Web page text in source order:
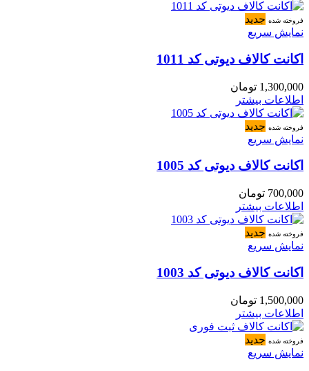
فروخته شده جدید
نمایش سریع
اکانت کالاف دیوتی کد 1011
1,300,000 تومان
اطلاعات بیشتر
فروخته شده جدید
نمایش سریع
اکانت کالاف دیوتی کد 1005
700,000 تومان
اطلاعات بیشتر
فروخته شده جدید
نمایش سریع
اکانت کالاف دیوتی کد 1003
1,500,000 تومان
اطلاعات بیشتر
فروخته شده جدید
نمایش سریع